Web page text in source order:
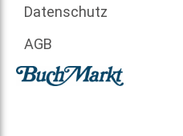
Datenschutz
AGB